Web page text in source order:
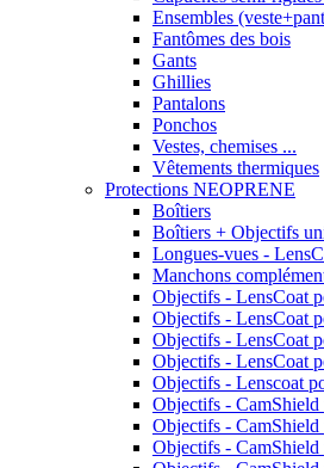
Ensembles
Fantômes des bois
Gants
Ghillies
Pantalons
Ponchos
Vestes, chemises ...
Vêtements thermiques
Protections NEOPRENE
Boîtiers
Boîtiers + Objectifs
Longues-vues -
Manchons
Objectifs - LensCoat
Objectifs - LensCoat
Objectifs - LensCoat
Objectifs - LensCoat
Objectifs - Lenscoat
Objectifs -
Objectifs -
Objectifs -